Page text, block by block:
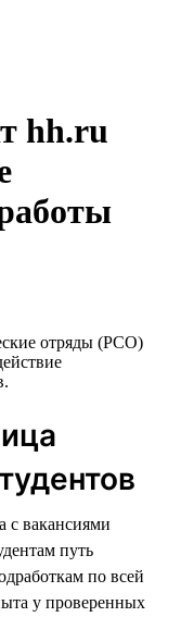
hh.ru
отряды (РСО)
с вакансиями
путь
по всей
у проверенных